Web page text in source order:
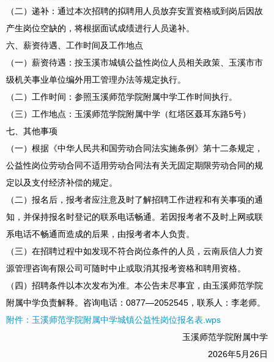
（二）递补：通过本次招聘的拟聘用人员放弃安置资格或到岗后因故
产生岗位空缺的，将根据面试成绩进行人员递补。
六、薪资待遇、工作时间及工作地点
（一）薪资待遇：按玉溪市城镇公益性岗位人员相关政策、玉溪市市
级机关事业单位编外用工管理办法等规定执行。
（二）工作时间：参照玉溪师范学院附属中学工作时间执行。
（三）工作地点：玉溪师范学院附属中学（红塔区聂耳东路5号）
七、其他事项
（一）根据《中华人民共和国劳动合同法实施条例》第十二条规定，
公益性岗位劳动合同不适用劳动合同法有关无固定期限劳动合同的规
定以及支付经济补偿的规定。
（二）报名后，报考者应注意及时了解招聘工作进程和有关事项的通
知，并保持报名时登记的联系电话畅通。若因报考者不及时上网或联
系电话不畅通而造成的后果，由报考者本人负责。
（三）在招聘过程中如发现不符合岗位条件的人员，云南辰信人力资
源管理咨询有限公司可随时中止或取消其报考资格和聘用资格。
（四）招聘条件以本次发布为准。本公告未尽事宜，由玉溪师范学院
附属中学负责解释。咨询电话：0877—2052545，联系人：李老师。
附件：玉溪师范学院附属中学城镇公益性岗位报名表.wps
玉溪师范学院附属中学
2026年5月26日